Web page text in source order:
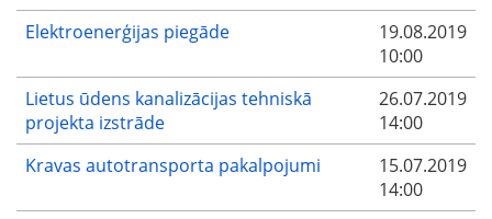
Elektroenerģijas piegāde
19.08.2019
10:00
Lietus ūdens kanalizācijas tehniskā
projekta izstrāde
26.07.2019
14:00
Kravas autotransporta pakalpojumi
15.07.2019
14:00